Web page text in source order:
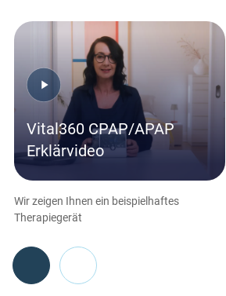
Skip
section
Vital360 CPAP/APAP
Erklärvideo
Wir zeigen Ihnen ein beispielhaftes
Therapiegerät